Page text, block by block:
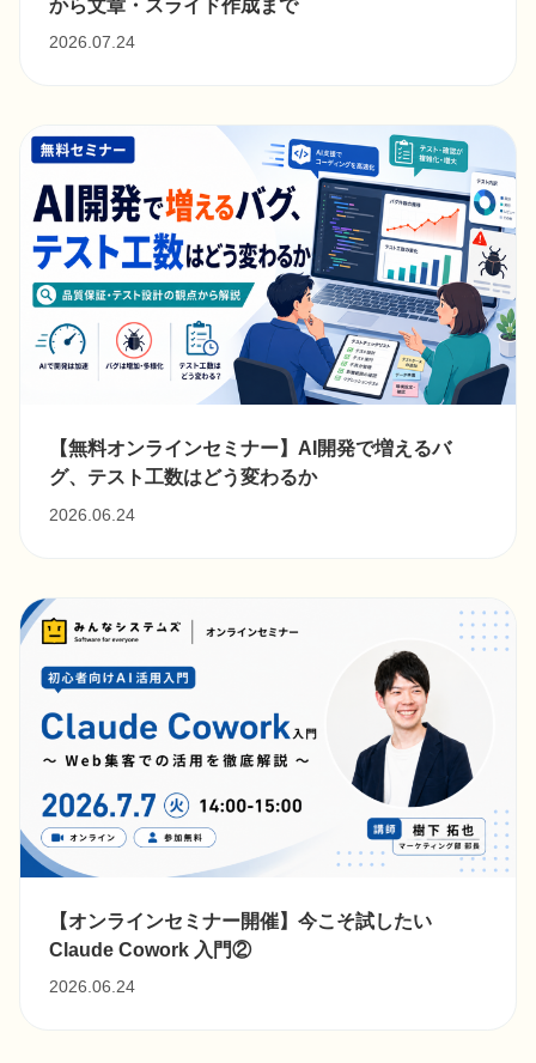
から文章・スライド作成まで
2026.07.24
【無料オンラインセミナー】AI開発で増えるバ
グ、テスト工数はどう変わるか
2026.06.24
【オンラインセミナー開催】今こそ試したい
Claude Cowork ⼊⾨②
2026.06.24